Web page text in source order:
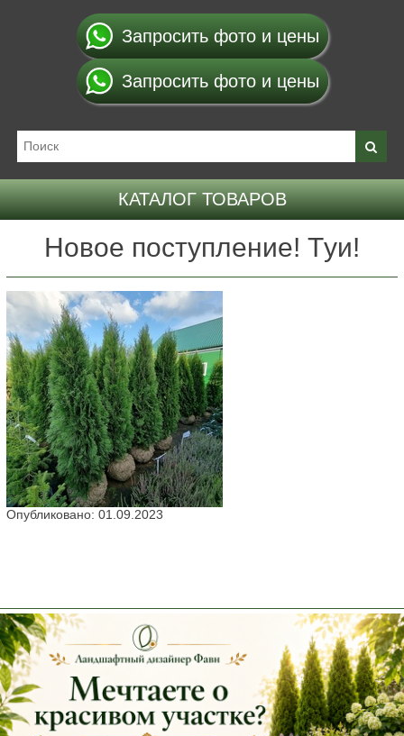
Запросить фото и цены
Запросить фото и цены
КАТАЛОГ ТОВАРОВ
Новое поступление! Тyи!
Опубликовано: 01.09.2023